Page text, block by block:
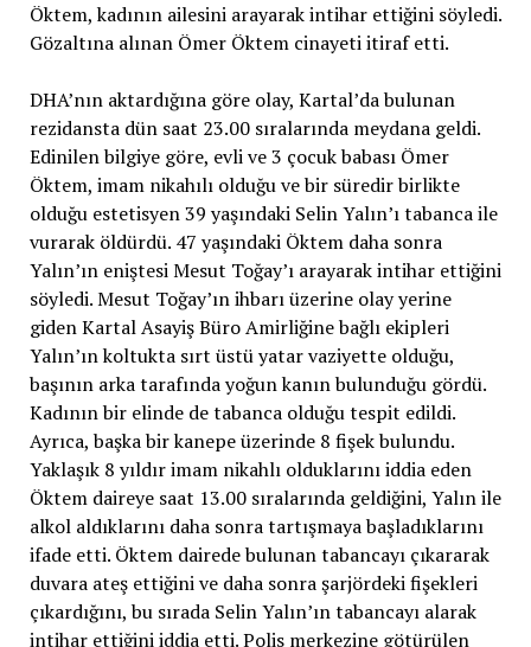
Öktem, kadının ailesini arayarak intihar ettiğini söyledi.
Gözaltına alınan Ömer Öktem cinayeti itiraf etti.
DHA’nın aktardığına göre olay, Kartal’da bulunan
rezidansta dün saat 23.00 sıralarında meydana geldi.
Edinilen bilgiye göre, evli ve 3 çocuk babası Ömer
Öktem, imam nikahılı olduğu ve bir süredir birlikte
olduğu estetisyen 39 yaşındaki Selin Yalın’ı tabanca ile
vurarak öldürdü. 47 yaşındaki Öktem daha sonra
Yalın’ın eniştesi Mesut Toğay’ı arayarak intihar ettiğini
söyledi. Mesut Toğay’ın ihbarı üzerine olay yerine
giden Kartal Asayiş Büro Amirliğine bağlı ekipleri
Yalın’ın koltukta sırt üstü yatar vaziyette olduğu,
başının arka tarafında yoğun kanın bulunduğu gördü.
Kadının bir elinde de tabanca olduğu tespit edildi.
Ayrıca, başka bir kanepe üzerinde 8 fişek bulundu.
Yaklaşık 8 yıldır imam nikahlı olduklarını iddia eden
Öktem daireye saat 13.00 sıralarında geldiğini, Yalın ile
alkol aldıklarını daha sonra tartışmaya başladıklarını
ifade etti. Öktem dairede bulunan tabancayı çıkararak
duvara ateş ettiğini ve daha sonra şarjördeki fişekleri
çıkardığını, bu sırada Selin Yalın’ın tabancayı alarak
intihar ettiğini iddia etti. Polis merkezine götürülen